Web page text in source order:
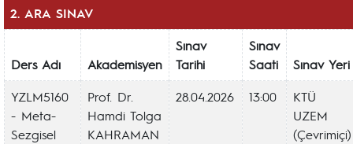
2. ARA SINAV
Ders Adı Akademisyen
Sınav
Tarihi
Sınav
Saati
Sınav Yeri
YZLM5160
- Meta-
Sezgisel
Prof. Dr.
Hamdi Tolga
KAHRAMAN
28.04.2026 13:00
KTÜ
UZEM
(Çevrimiçi)